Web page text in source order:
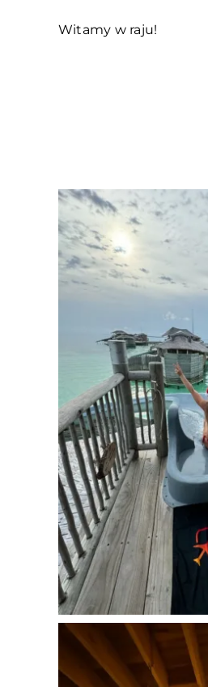
Witamy w raju!